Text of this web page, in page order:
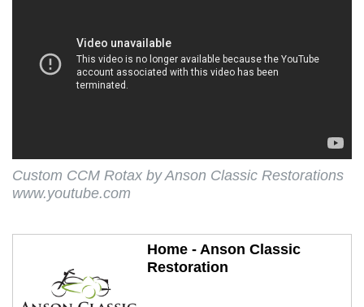
Custom CCM Rotax by Anson Classic Restorations
www.youtube.com
Home - Anson Classic
Restoration